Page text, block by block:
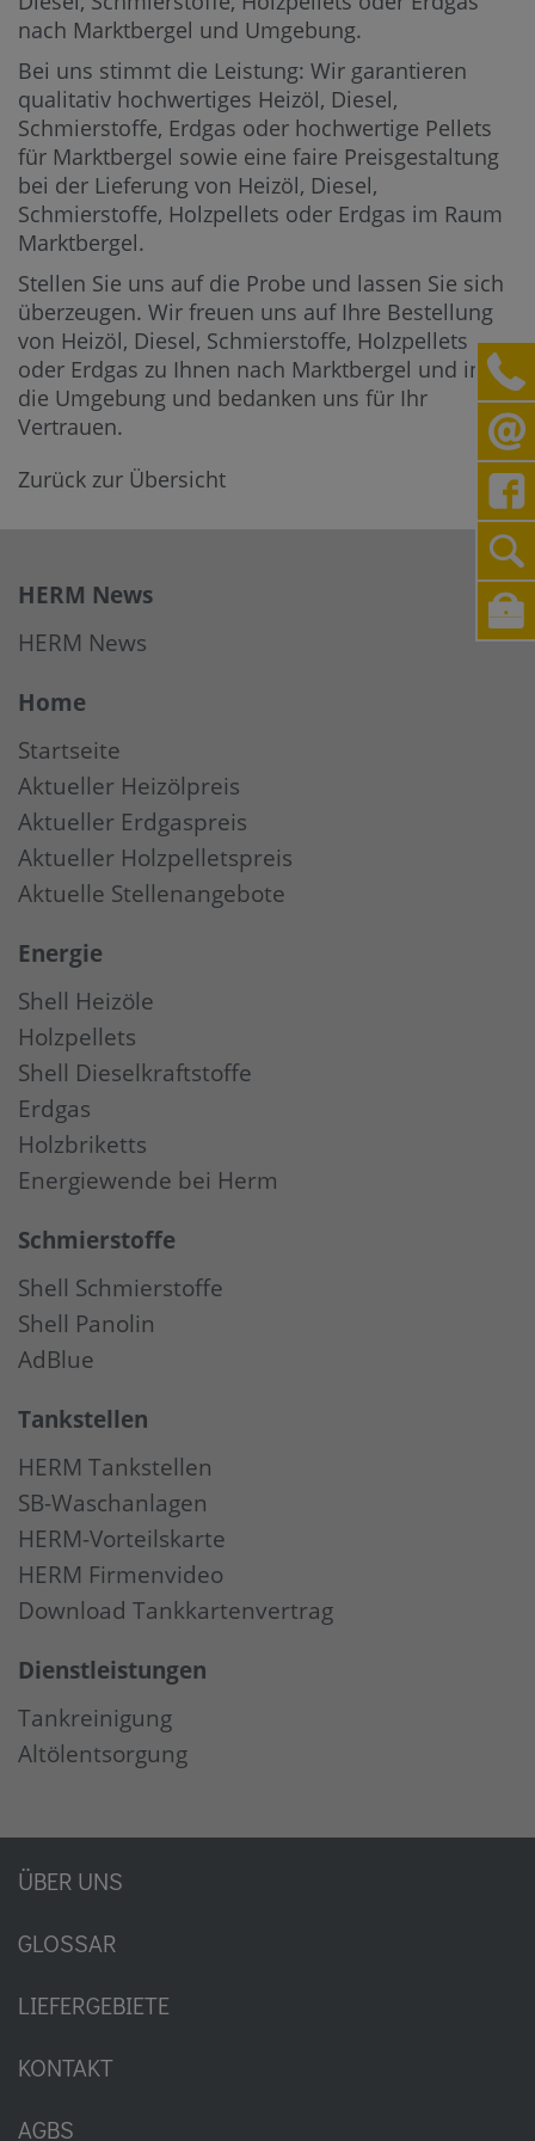
nach Marktbergel und Umgebung.
Bei uns stimmt die Leistung: Wir garantieren
qualitativ hochwertiges Heizöl, Diesel,
Schmierstoffe, Erdgas oder hochwertige Pellets
für Marktbergel sowie eine faire Preisgestaltung
bei der Lieferung von Heizöl, Diesel,
Schmierstoffe, Holzpellets oder Erdgas im Raum
Marktbergel.
Stellen Sie uns auf die Probe und lassen Sie sich
überzeugen. Wir freuen uns auf Ihre Bestellung
von Heizöl, Diesel, Schmierstoffe, Holzpellets
oder Erdgas zu Ihnen nach Marktbergel und in
die Umgebung und bedanken uns für Ihr
Vertrauen.
Zurück zur Übersicht
HERM News
HERM News
Home
Startseite
Aktueller Heizölpreis
Aktueller Erdgaspreis
Aktueller Holzpelletspreis
Aktuelle Stellenangebote
Energie
Shell Heizöle
Holzpellets
Shell Dieselkraftstoffe
Erdgas
Holzbriketts
Energiewende bei Herm
Schmierstoffe
Shell Schmierstoffe
Shell Panolin
AdBlue
Tankstellen
HERM Tankstellen
SB-Waschanlagen
HERM-Vorteilskarte
HERM Firmenvideo
Download Tankkartenvertrag
Dienstleistungen
Tankreinigung
Altölentsorgung
ÜBER UNS
GLOSSAR
LIEFERGEBIETE
KONTAKT
AGBS